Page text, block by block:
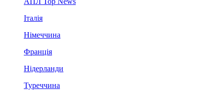
Італія
Німеччина
Франція
Нідерланди
Туреччина